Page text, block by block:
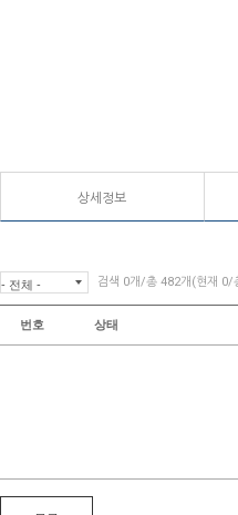
상세정보